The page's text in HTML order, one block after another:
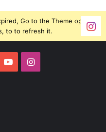
Go to the Theme options
to to refresh it.
YouTubeInstagram